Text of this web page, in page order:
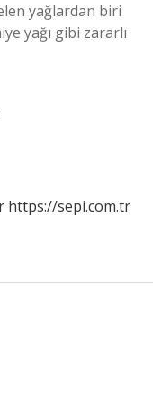
yağlardan biri
yağı gibi zararlı
https://sepi.com.tr